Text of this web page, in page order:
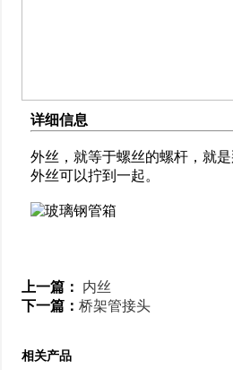
详细信息
外丝，就等于螺丝的螺杆，就
外丝可以拧到一起。
上一篇：
内丝
下一篇： 桥架管接头
相关产品